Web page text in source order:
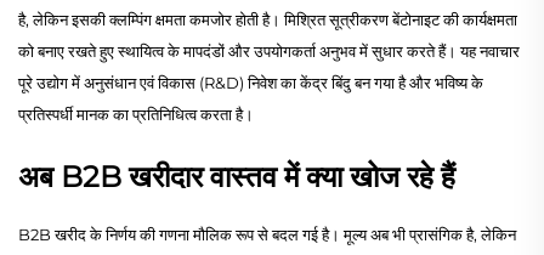
है, लेकिन इसकी क्लम्पिंग क्षमता कमजोर होती है। मिश्रित सूत्रीकरण बेंटोनाइट की कार्यक्षमता
को बनाए रखते हुए स्थायित्व के मापदंडों और उपयोगकर्ता अनुभव में सुधार करते हैं। यह नवाचार
पूरे उद्योग में अनुसंधान एवं विकास (R&D) निवेश का केंद्र बिंदु बन गया है और भविष्य के
प्रतिस्पर्धी मानक का प्रतिनिधित्व करता है।
अब B2B खरीदार वास्तव में क्या खोज रहे हैं
B2B खरीद के निर्णय की गणना मौलिक रूप से बदल गई है। मूल्य अब भी प्रासंगिक है, लेकिन